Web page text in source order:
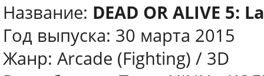
Название: DEAD OR ALIVE 5:
Год выпуска: 30 марта 2015
Жанр: Arcade (Fighting) / 3D